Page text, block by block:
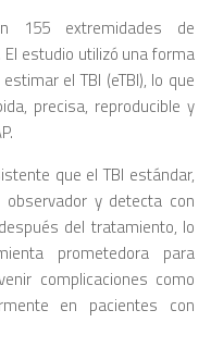
155 extremidades de
estudio utilizó una forma
el TBI (eTBI), lo que
precisa, reproducible y
que el TBI estándar,
y detecta con
del tratamiento, lo
prometedora para
complicaciones como
en pacientes con